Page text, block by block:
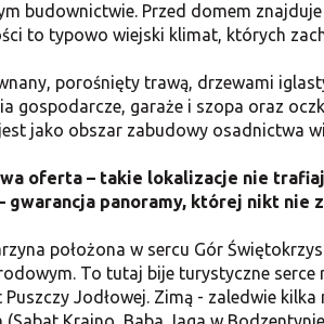
budownictwie. Przed domem
to typowo wiejski klimat, których
porośnięty trawą, drzewami
gospodarcze, garaże i szopa oraz
jako obszar zabudowy osadnictwa
oferta – takie lokalizacje nie
gwarancja panoramy, której nikt nie
położona w sercu Gór
To tutaj bije turystyczne
Jodłowej. Zimą - zaledwie